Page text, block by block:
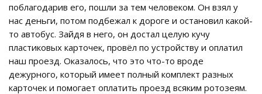
поблагодарив его, пошли за тем человеком. Он взял у
нас деньги, потом подбежал к дороге и остановил какой-
то автобус. Зайдя в него, он достал целую кучу
пластиковых карточек, провёл по устройству и оплатил
наш проезд. Оказалось, что это что-то вроде
дежурного, который имеет полный комплект разных
карточек и помогает оплатить проезд всяким ротозеям.